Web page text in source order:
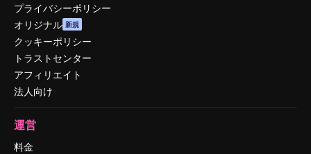
プライバシーポリシー
オリジナル 新規
クッキーポリシー
トラストセンター
アフィリエイト
法人向け
運営
料金